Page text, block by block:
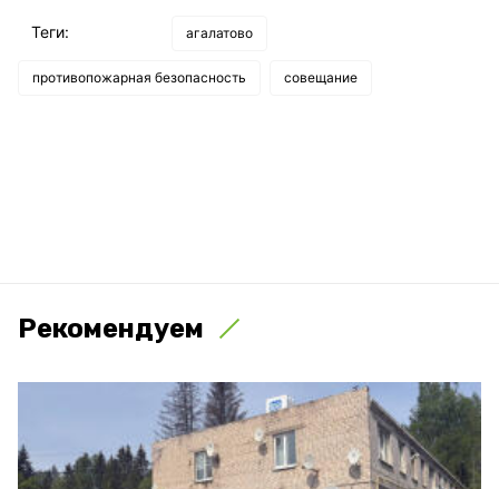
Теги: агалатово
противопожарная безопасность совещание
Рекомендуем